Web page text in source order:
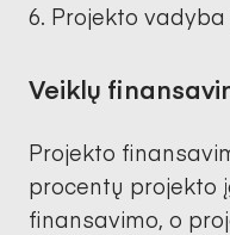
Projekto vadyba
Veiklų
Projekto
procentų projekto
finansavimo, o